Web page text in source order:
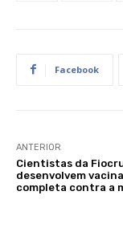
Facebook
ANTERIOR
Cientistas da
desenvolvem vacina
completa contra a